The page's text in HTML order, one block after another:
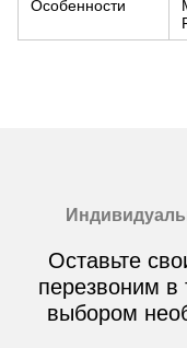
Особенности
Оставьте
перезвоним в
выбором